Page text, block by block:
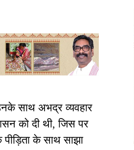
साथ अभद्र व्यवहार
को दी थी, जिस पर
के साथ साझा